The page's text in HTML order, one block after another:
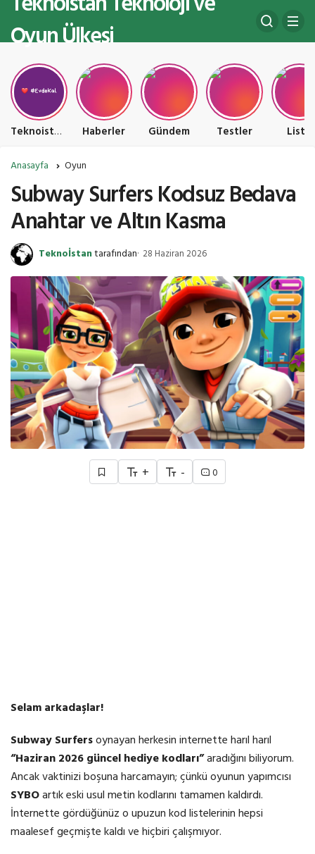
Oyun Ülkesi
Teknoistan Teknoloji ve Oyun Ülkesi Haberler Gündem Testler Liste
Anasayfa Oyun
Subway Surfers Kodsuz Bedava
Anahtar ve Altın Kasma
Teknoİstantarafından 28 Haziran 2026
+ - 0
Selam arkadaşlar!
Subway Surfersoynayan herkesin internette harıl harıl
“Haziran 2026 güncel hediye kodları”aradığını biliyorum.
Ancak vaktinizi boşuna harcamayın; çünkü oyunun yapımcısı
SYBOartık eski usul metin kodlarını tamamen kaldırdı.
İnternette gördüğünüz o upuzun kod listelerinin hepsi
maalesef geçmişte kaldı ve hiçbiri çalışmıyor.